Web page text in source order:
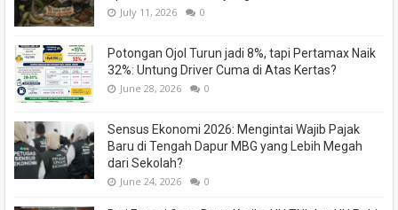
July 11, 2026 0
Potongan Ojol Turun jadi 8%, tapi Pertamax Naik
32%: Untung Driver Cuma di Atas Kertas?
June 28, 2026 0
Sensus Ekonomi 2026: Mengintai Wajib Pajak
Baru di Tengah Dapur MBG yang Lebih Megah
dari Sekolah?
June 24, 2026 0